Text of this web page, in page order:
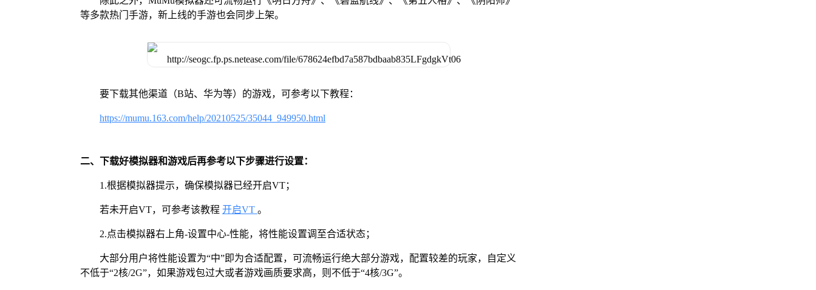
等多款热门手游，新上线的手游也会同步上架。
要下载其他渠道（B站、华为等）的游戏，可参考以下教程：
https://mumu.163.com/help/20210525/35044_949950.html
二、下载好模拟器和游戏后再参考以下步骤进行设置：
1.根据模拟器提示，确保模拟器已经开启VT；
若未开启VT，可参考该教程 开启VT 。
2.点击模拟器右上角-设置中心-性能，将性能设置调至合适状态；
大部分用户将性能设置为“中”即为合适配置，可流畅运行绝大部分游戏，配置较差的玩家，自定义
不低于“2核/2G”，如果游戏包过大或者游戏画质要求高，则不低于“4核/3G”。